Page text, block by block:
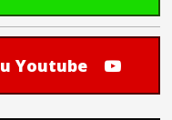
Youtube